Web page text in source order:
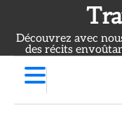
content
Découvrez avec
des récits